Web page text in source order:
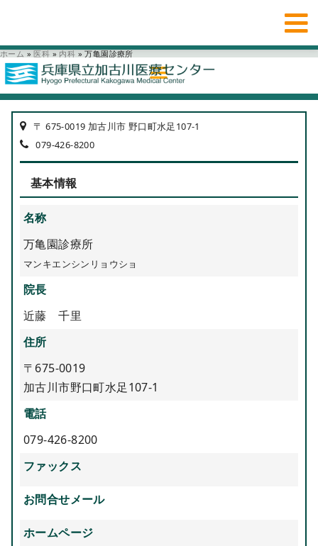
ホーム » 医科 » 内科 » 万亀園診療所
〒 675-0019 加古川市 野口町水足107-1
079-426-8200
基本情報
名称
万亀園診療所
マンキエンシンリョウショ
院長
近藤 千里
住所
〒675-0019
加古川市野口町水足107-1
電話
079-426-8200
ファックス
お問合せメール
ホームページ